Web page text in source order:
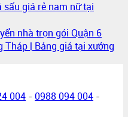
sấu giá rẻ nam nữ tại
nhà trọn gói Quận 6
Tháp | Bảng giá tại xưởng
004 - 0988 094 004 -